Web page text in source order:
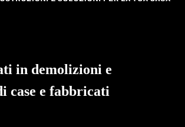
in demolizioni e
case e fabbricati